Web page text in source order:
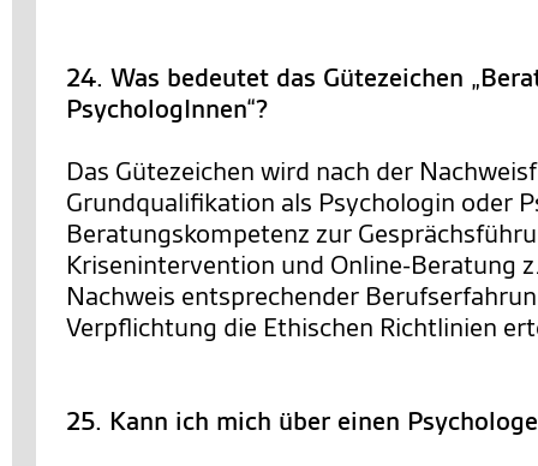
24. Was bedeutet das Gütezeichen
PsychologInnen“?
Das Gütezeichen wird nach der
Grundqualifikation als Psychologin oder
Beratungskompetenz zur
Krisenintervention und Online-Beratung
Nachweis entsprechender
Verpflichtung die Ethischen Richtlinien
25. Kann ich mich über einen